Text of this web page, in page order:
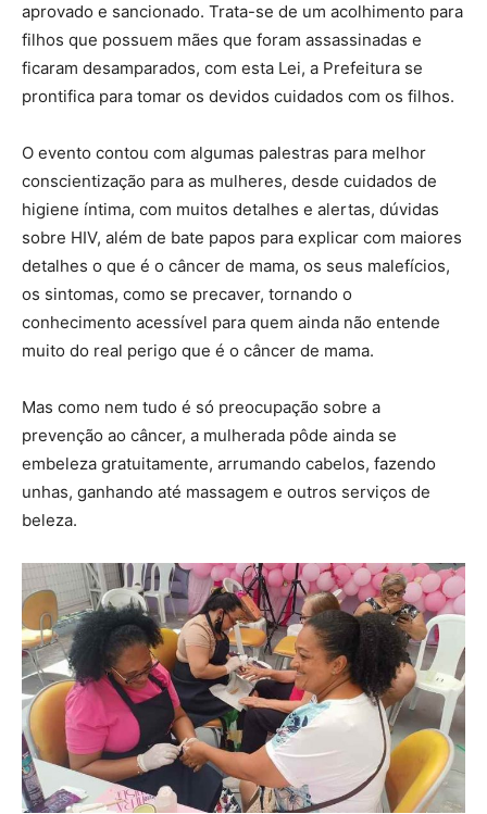
aprovado e sancionado. Trata-se de um acolhimento para
filhos que possuem mães que foram assassinadas e
ficaram desamparados, com esta Lei, a Prefeitura se
prontifica para tomar os devidos cuidados com os filhos.
O evento contou com algumas palestras para melhor
conscientização para as mulheres, desde cuidados de
higiene íntima, com muitos detalhes e alertas, dúvidas
sobre HIV, além de bate papos para explicar com maiores
detalhes o que é o câncer de mama, os seus malefícios,
os sintomas, como se precaver, tornando o
conhecimento acessível para quem ainda não entende
muito do real perigo que é o câncer de mama.
Mas como nem tudo é só preocupação sobre a
prevenção ao câncer, a mulherada pôde ainda se
embeleza gratuitamente, arrumando cabelos, fazendo
unhas, ganhando até massagem e outros serviços de
beleza.